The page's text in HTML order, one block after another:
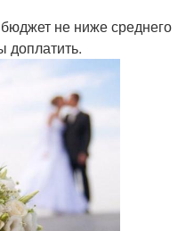
Причёски на дому
Мастер по макияжу
не ниже среднего
доплатить.